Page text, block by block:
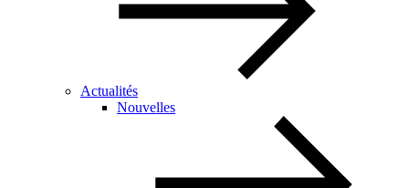
Actualités
Nouvelles